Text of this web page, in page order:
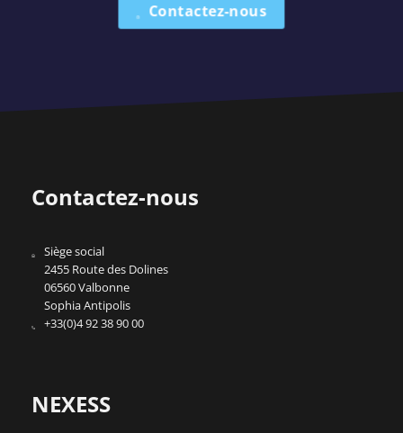
Contactez-nous
Contactez-nous
Siège social
2455 Route des Dolines
06560 Valbonne
Sophia Antipolis
+33(0)4 92 38 90 00
NEXESS